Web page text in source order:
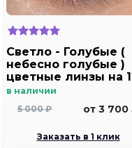
Светло - Голубые (
небесно голубые )
цветные линзы на
мес. Marquise blue
в наличии
5 000 ₽
от 3 700
Заказать в 1 клик